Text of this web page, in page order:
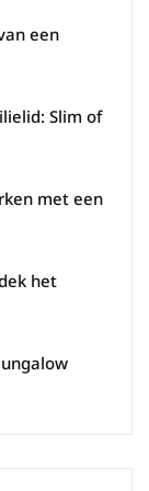
een
Slim of
met een
het